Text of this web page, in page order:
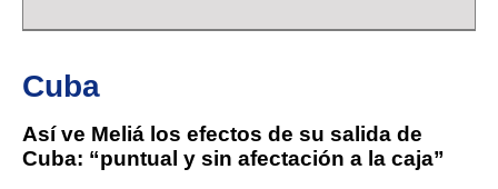
Cuba
Así ve Meliá los efectos de su salida de
Cuba: “puntual y sin afectación a la caja”